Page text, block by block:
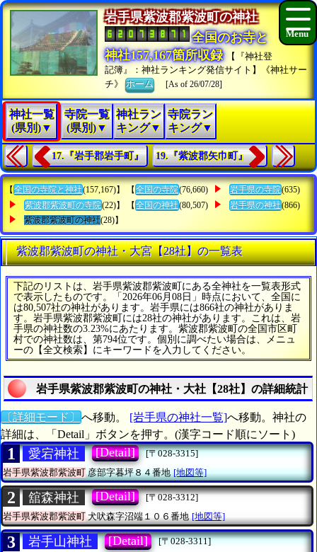
岩手県紫波郡紫波町の神社
全国のお寺と
神社157,167箇所収録
【『神社登
記簿』：神社ランキング発信サイト】《神社サー
チ》ホーム [As of 26/07/28]
神社一覧
(県別)▼
寺院一覧
(県別)▼
神社ラン
キング▼
寺院ラン
キング▼
17.『岩手郡岩手町』 19.『紫波郡矢巾町』
【 全国の寺院と神社(157,167)】 【 全国の寺院(76,660) 岩手県の寺院(635)
紫波郡紫波町の寺院(22)】 【 全国の神社(80,507) 岩手県の神社(866)
紫波郡紫波町の神社(28)】
紫波郡紫波町の神社・大宮【28社】の一覧表
下記のリストは、岩手県紫波郡紫波町にある全神社を一覧表形式
で表示したものです。「2026年06月08日」時点において、全国に
は80,507社の神社があります。岩手県には866社の神社がありま
す。岩手県紫波郡紫波町には28社の神社があります。これは、岩
手県の神社数の3.23%にあたります。紫波郡紫波町の全国市区町
村での神社数は、第794位です。個別に調べたい場合は、メニュ
ーの【全文検索】にキーワードを入力してください。
岩手県紫波郡紫波町の神社・大社【28社】の詳細統計
〔詳細モード〕 へ移動。 [岩手県の神社一覧]へ移動。神社の
詳細は、「Detail」ボタンを押す。(漢字コード順にソート)
1 愛宕神社 [Detail]
[〒028-3315]
岩手県紫波郡紫波町彦部字暮坪８４番地 [地図等]
2 舘森神社 [Detail]
[〒028-3312]
岩手県紫波郡紫波町犬吠森字沼端１０６番地 [地図等]
3 岩手山神社 [Detail]
[〒028-3311]